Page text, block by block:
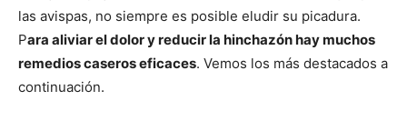
las avispas, no siempre es posible eludir su picadura.
Para aliviar el dolor y reducir la hinchazón hay muchos
remedios caseros eficaces. Vemos los más destacados a
continuación.